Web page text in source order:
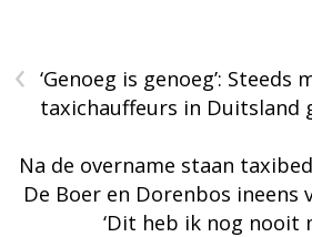
‹
‘Genoeg is genoeg’: Steeds
taxichauffeurs in Duitsland
Na de overname staan
De Boer en Dorenbos ineens
‘Dit heb ik nog nooit